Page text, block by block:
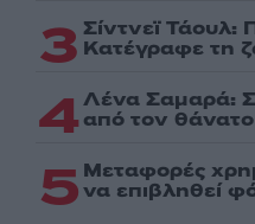
3 Σίντνεϊ
Kατέγραφε τη
4Λένα Σαμαρά:
από τον
5 Μεταφορές
να επιβληθεί